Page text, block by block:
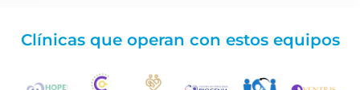
Clínicas que operan con estos equipos